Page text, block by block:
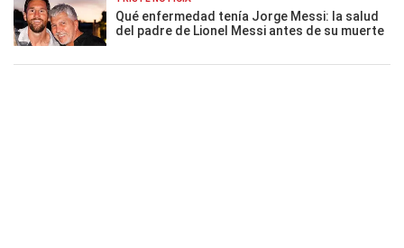
Qué enfermedad tenía Jorge Messi: la salud
del padre de Lionel Messi antes de su muerte